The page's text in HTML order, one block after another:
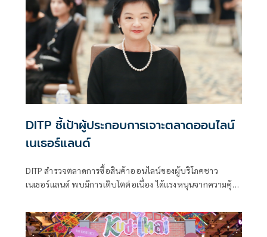
DITP ชี้เป้าผู้ประกอบการเจาะตลาดออนไลน์
เนเธอร์แลนด์
DITP สำรวจตลาดการซื้อสินค้าออนไลน์ของผู้บริโภคชาว
เนเธอร์แลนด์ พบมีการเติบโตต่อเนื่อง ได้แรงหนุนจากความคุ้น
และสินค้า Sustainable ของไทยมีโอกาสขาย แนะให้ความ
สำคัญค่าจัดส่ง การคืนสินค้า